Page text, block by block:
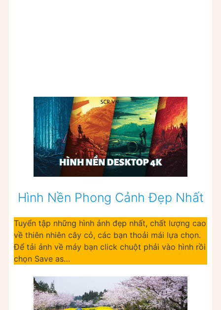
Hình Nền Phong Cảnh Đẹp Nhất
Tuyển tập những hình ảnh đẹp nhất, chất lượng cao
về thiên nhiên cây cỏ, các bạn thoải mái lựa chọn.
Để tải ảnh về máy bạn click chuột phải vào hình rồi
chọn Save as…